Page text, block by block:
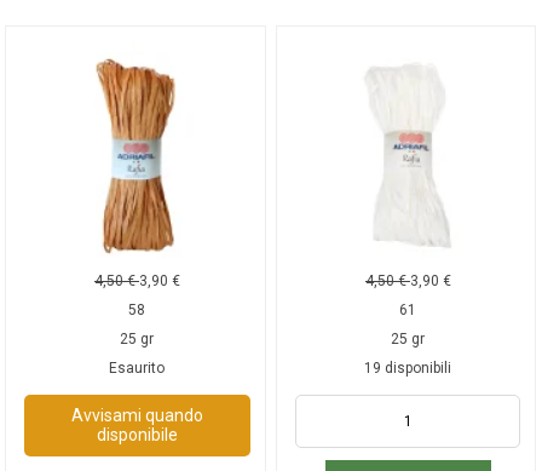
4,50€ 3,90 €
58
25 gr
Esaurito
Avvisami quando
disponibile
4,50€ 3,90 €
61
25 gr
19 disponibili